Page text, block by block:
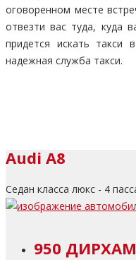
оговоренном месте
отвезти вас туда, куда
придется искать
надежная служба такси.
Audi A8
Седан класса люкс - 4
950